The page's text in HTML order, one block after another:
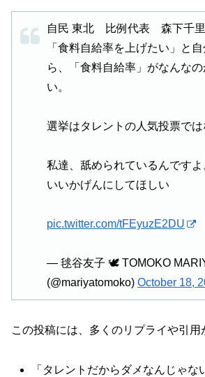
自民 東北 比例代表 森下千里
「食料自給率を上げたい」と
ら、「食料自給率」がなんな
い。
選挙はタレントの人気投票では
私達、舐められているんですよ
いいかげんにしてほしい
pic.twitter.com/tFEyuzE2DU
— 毬谷友子 🕊 TOMOKO
(@mariyatomoko) October 18,
この投稿には、多くのリプライや引用
「タレントだからダメなんじゃな